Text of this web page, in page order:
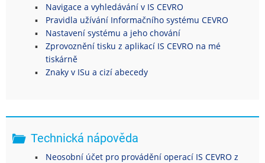
Navigace a vyhledávání v IS CEVRO
Pravidla užívání Informačního systému CEVRO
Nastavení systému a jeho chování
Zprovoznění tisku z aplikací IS CEVRO na mé
tiskárně
Znaky v ISu a cizí abecedy
Technická nápověda
Neosobní účet pro provádění operací IS CEVRO z